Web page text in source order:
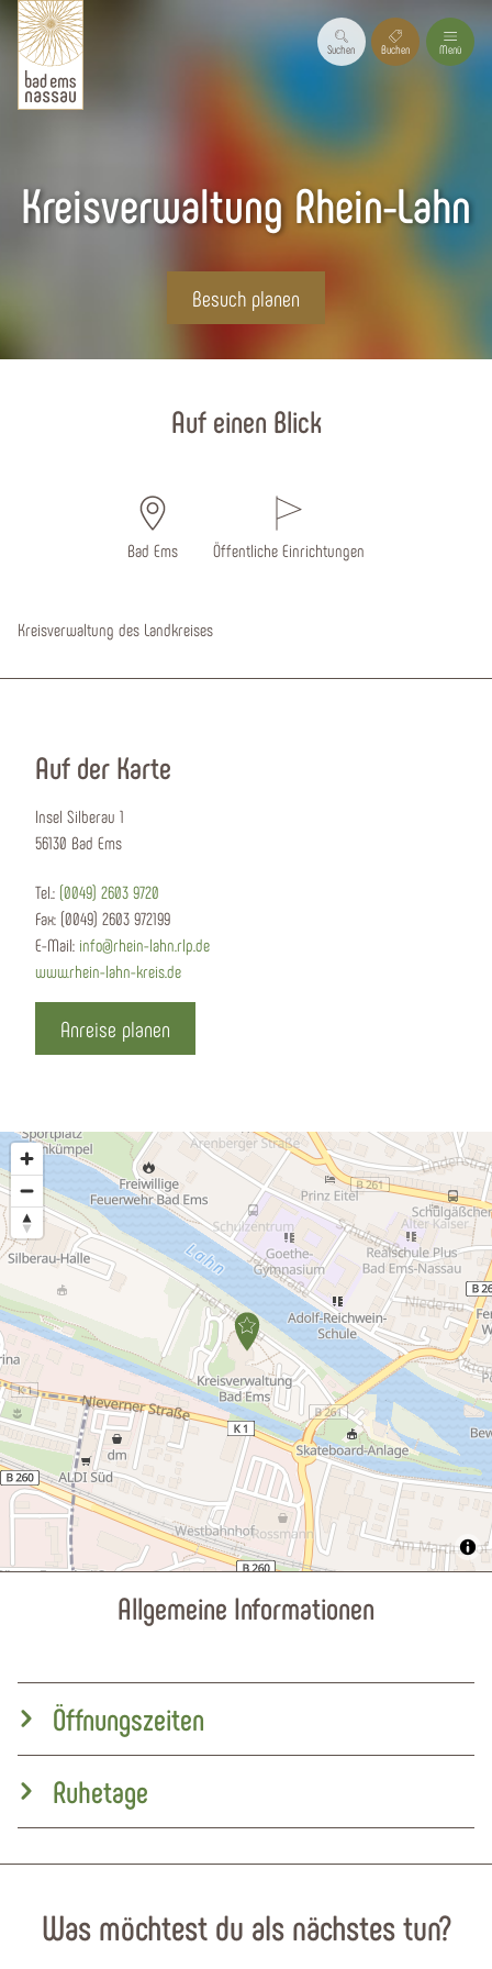
Suchen Buchen Menü
Kreisverwaltung Rhein-Lahn
Besuch planen
Auf einen Blick
Bad Ems Öffentliche Einrichtungen
Kreisverwaltung des Landkreises
Auf der Karte
Insel Silberau 1
56130 Bad Ems
Tel.: (0049) 2603 9720
Fax: (0049) 2603 972199
E-Mail: info@rhein-lahn.rlp.de
www.rhein-lahn-kreis.de
Anreise planen
Allgemeine Informationen
Öffnungszeiten
Ruhetage
Was möchtest du als nächstes tun?